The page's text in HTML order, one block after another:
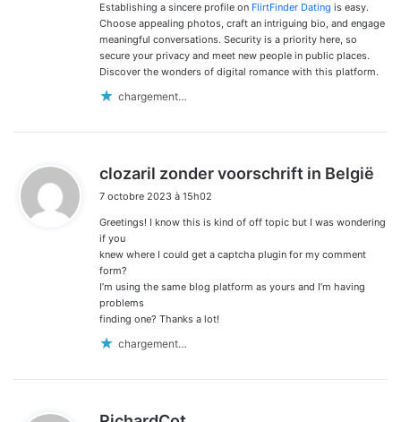
Establishing a sincere profile on FlirtFinder Dating is easy.
Choose appealing photos, craft an intriguing bio, and engage
meaningful conversations. Security is a priority here, so
secure your privacy and meet new people in public places.
Discover the wonders of digital romance with this platform.
chargement…
clozaril zonder voorschrift in België
7 octobre 2023 à 15h02
Greetings! I know this is kind of off topic but I was wondering
if you
knew where I could get a captcha plugin for my comment
form?
I’m using the same blog platform as yours and I’m having
problems
finding one? Thanks a lot!
chargement…